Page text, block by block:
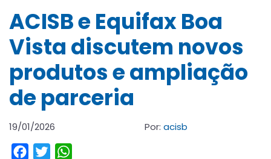
ACISB e Equifax Boa
Vista discutem novos
produtos e ampliação
de parceria
19/01/2026 Por: acisb
Facebook
Twitter